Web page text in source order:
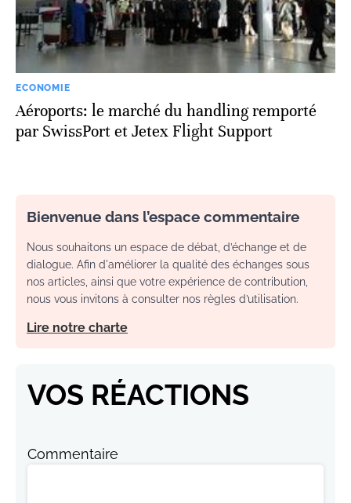
ECONOMIE
Aéroports: le marché du handling remporté
par SwissPort et Jetex Flight Support
Bienvenue dans l’espace commentaire
Nous souhaitons un espace de débat, d’échange et de
dialogue. Afin d'améliorer la qualité des échanges sous
nos articles, ainsi que votre expérience de contribution,
nous vous invitons à consulter nos règles d’utilisation.
Lire notre charte
VOS RÉACTIONS
Commentaire